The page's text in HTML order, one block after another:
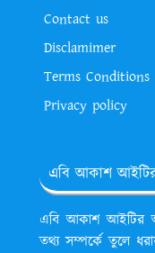
Contact us
Disclamimer
Terms Conditions
Privacy policy
এবি আকাশ আইটির
এবি আকাশ আইটির
তথ্য সম্পর্কে তুলে